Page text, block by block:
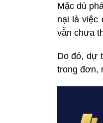
Mặc dù
nại là việc
vẫn chưa
Do đó, dự
trong đơn,